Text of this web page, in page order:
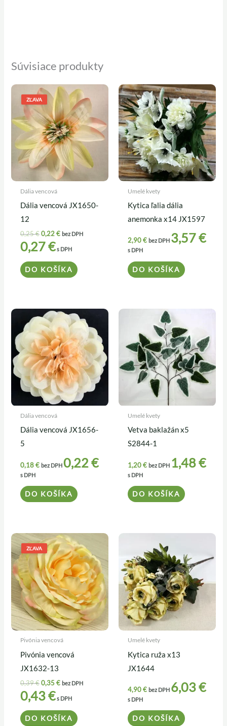
Súvisiace produkty
ZĽAVA
Dália vencová
Dália vencová JX1650-
12
0,25€
Pôvodná
cena
bola:
0,25 €.
0,22€
Aktuálna
cena
je:
0,22 €.
bez DPH
0,27€s DPH
DO KOŠÍKA
Umelé kvety
Kytica ľalia dália
anemonka x14 JX1597
2,90€ bez DPH 3,57€
s DPH
DO KOŠÍKA
Dália vencová
Dália vencová JX1656-
5
0,18€ bez DPH0,22 €
s DPH
DO KOŠÍKA
Umelé kvety
Vetva baklažán x5
S2844-1
1,20€ bez DPH 1,48€
s DPH
DO KOŠÍKA
ZĽAVA
Pivónia vencová
Pivónia vencová
JX1632-13
0,39€
Pôvodná
cena
bola:
0,39 €.
0,35€
Aktuálna
cena
je:
0,35 €.
bez DPH
0,43€s DPH
DO KOŠÍKA
Umelé kvety
Kytica ruža x13
JX1644
4,90€ bez DPH 6,03€
s DPH
DO KOŠÍKA